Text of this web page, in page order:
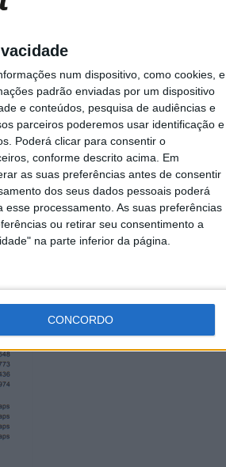
num dispositivo, como cookies, e
padrão enviadas por um dispositivo
e conteúdos, pesquisa de audiências e
parceiros poderemos usar identificação e
Poderá clicar para consentir o
conforme descrito acima. Em
as suas preferências antes de consentir
dos seus dados pessoais poderá
processamento. As suas preferências
ou retirar seu consentimento a
na parte inferior da página.
CONCORDO